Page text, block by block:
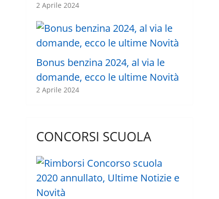
2 Aprile 2024
Bonus benzina 2024, al via le
domande, ecco le ultime Novità
2 Aprile 2024
CONCORSI SCUOLA